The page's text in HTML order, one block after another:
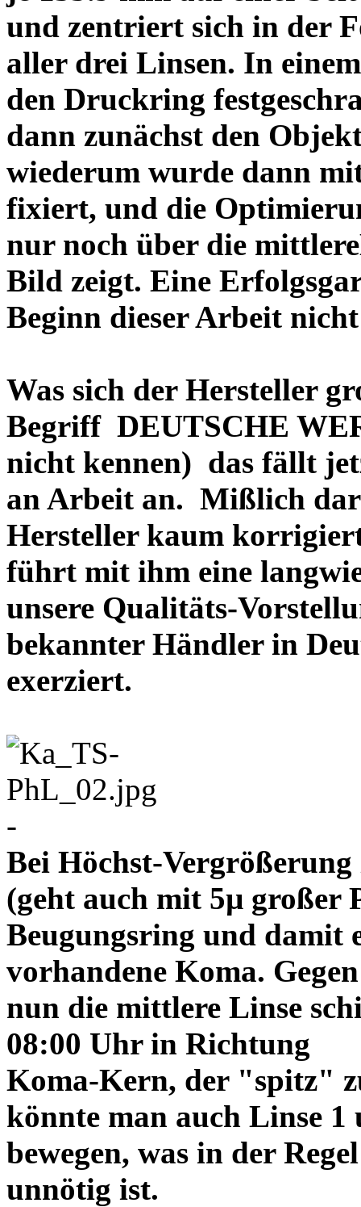
und zentriert sich in der
aller drei Linsen. In
den Druckring
dann zunächst den
wiederum wurde dann
fixiert, und die
nur noch über die
Bild zeigt. Eine
Beginn dieser Arbeit
Was sich der Hersteller
Begriff DEUTSCHE
nicht kennen) das fällt
an Arbeit an. Mißlich
Hersteller kaum
führt mit ihm eine
unsere Qualitäts-
bekannter Händler in
exerziert.
-
Bei Höchst-
(geht auch mit 5µ großer
Beugungsring und damit
vorhandene Koma.
nun die mittlere Linse
08:00 Uhr in Richtung
Koma-Kern, der "spitz"
könnte man auch Linse
bewegen, was in der Regel
unnötig ist.